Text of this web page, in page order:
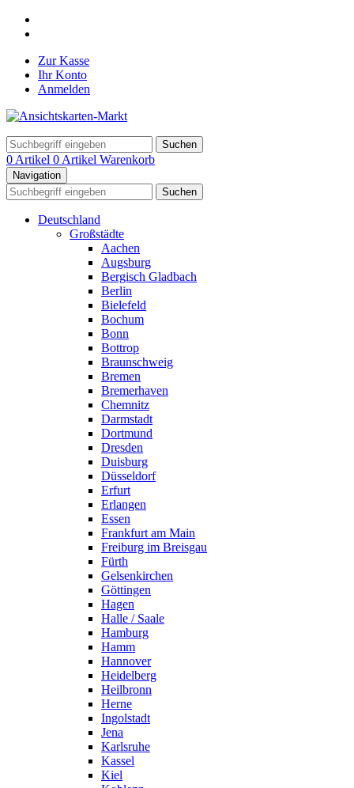
Zur Kasse
Ihr Konto
Anmelden
Suchen
0 Artikel 0 Artikel Warenkorb
Navigation
Suchen
Deutschland
Großstädte
Aachen
Augsburg
Bergisch Gladbach
Berlin
Bielefeld
Bochum
Bonn
Bottrop
Braunschweig
Bremen
Bremerhaven
Chemnitz
Darmstadt
Dortmund
Dresden
Duisburg
Düsseldorf
Erfurt
Erlangen
Essen
Frankfurt am Main
Freiburg im Breisgau
Fürth
Gelsenkirchen
Göttingen
Hagen
Halle / Saale
Hamburg
Hamm
Hannover
Heidelberg
Heilbronn
Herne
Ingolstadt
Jena
Karlsruhe
Kassel
Kiel